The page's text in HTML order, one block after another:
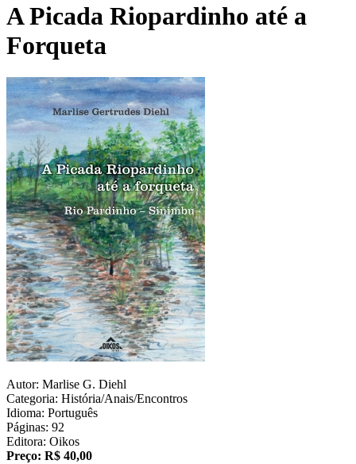
A Picada Riopardinho até a
Forqueta
Autor: Marlise G. Diehl
Categoria: História/Anais/Encontros
Idioma: Português
Páginas: 92
Editora: Oikos
Preço: R$ 40,00